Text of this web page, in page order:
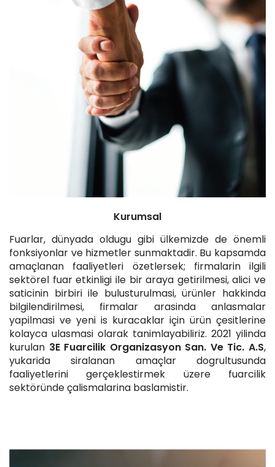
Kurumsal
Fuarlar, dünyada oldugu gibi ülkemizde de önemli
fonksiyonlar ve hizmetler sunmaktadir. Bu kapsamda
amaçlanan faaliyetleri özetlersek; firmalarin ilgili
sektörel fuar etkinligi ile bir araya getirilmesi, alici ve
saticinin birbiri ile bulusturulmasi, ürünler hakkinda
bilgilendirilmesi, firmalar arasinda anlasmalar
yapilmasi ve yeni is kuracaklar için ürün çesitlerine
kolayca ulasmasi olarak tanimlayabiliriz. 2021 yilinda
kurulan 3E Fuarcilik Organizasyon San. Ve Tic. A.S,
yukarida siralanan amaçlar dogrultusunda
faaliyetlerini gerçeklestirmek üzere fuarcilik
sektöründe çalismalarina baslamistir.